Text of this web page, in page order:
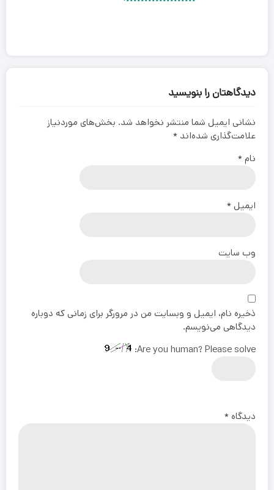
دیدگاهتان را بنویسید
نشانی ایمیل شما منتشر نخواهد شد. بخش‌های موردنیاز
علامت‌گذاری شده‌اند *
نام*
ایمیل*
وب‌ سایت
ذخیره نام، ایمیل و وبسایت من در مرورگر برای زمانی که دوباره
دیدگاهی می‌نویسم.
Are you human? Please solve:
دیدگاه *